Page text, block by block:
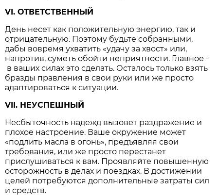
VI. ОТВЕТСТВЕННЫЙ
День несет как положительную энергию, так и
отрицательную. Поэтому будьте собранными,
дабы вовремя ухватить «удачу за хвост» или,
напротив, суметь обойти неприятности. Главное–
в ваших силах это сделать. Осталось только взять
бразды правления в свои руки или же просто
адаптироваться к ситуации.
VII. НЕУСПЕШНЫЙ
Несбыточность надежд вызовет раздражение и
плохое настроение. Ваше окружение может
«подлить масла в огонь», предъявляя свои
требования, или же просто перестанет
прислушиваться к вам. Проявляйте повышенную
осторожность в делах и поездках. В достижении
целей потребуются дополнительные затраты сил
и средств.